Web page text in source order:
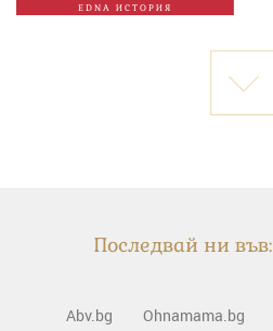
EDNA ИСТОРИЯ
Последвай ни във:
Abv.bg Ohnamama.bg